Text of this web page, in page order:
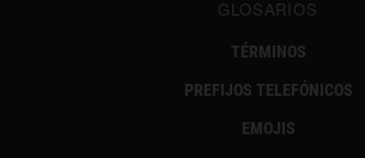
GLOSARIOS
TÉRMINOS
PREFIJOS TELEFÓNICOS
EMOJIS